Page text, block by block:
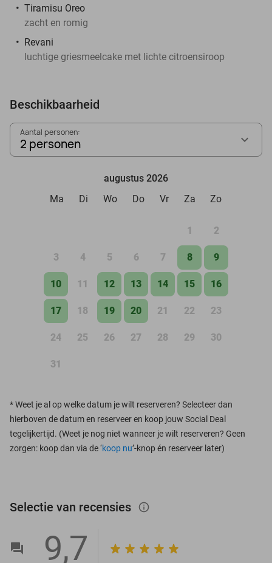
Tiramisu Oreo
zacht en romig
Revani
luchtige griesmeelcake met lichte citroensiroop
Beschikbaarheid
Aantal personen:
2 personen
augustus 2026
Ma
Di Wo Do Vr Za Zo
1 2
3 4 5 6 7 8 9
10 11 12 13 14 15 16
17 18 19 20 21 22 23
24 25 26 27 28 29 30
31
*Weet je al op welke datum je wilt reserveren? Selecteer dan
hierboven de datum en reserveer en koop jouw Social Deal
tegelijkertijd. (Weet je nog niet wanneer je wilt reserveren? Geen
zorgen: koop dan via de ‘koop nu’-knop én reserveer later)
Selectie van recensies info_outlined
9,7